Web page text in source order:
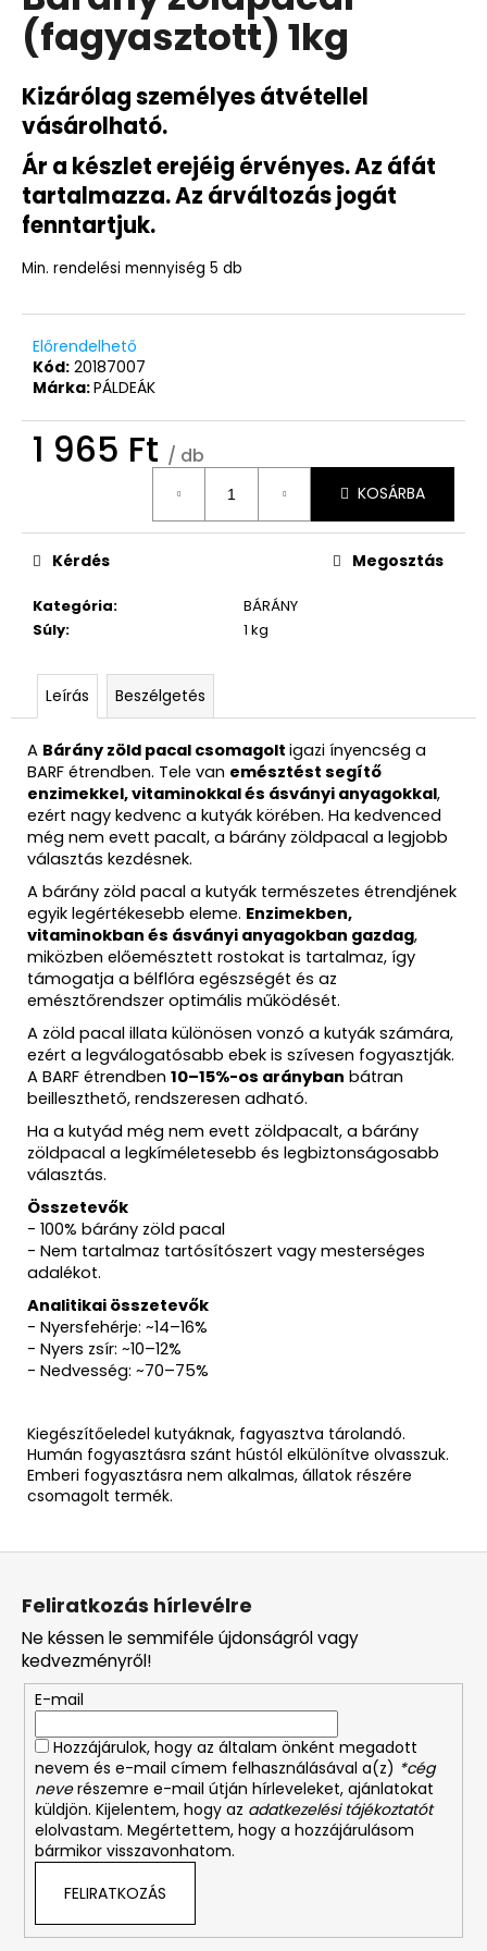
5-
ből
0,0
csillag.
(fagyasztott) 1kg
Kizárólag személyes átvétellel
vásárolható.
Ár a készlet erejéig érvényes. Az áfát
tartalmazza.Az árváltozás jogát
fenntartjuk.
Min. rendelési mennyiség 5 db
Előrendelhető
Kód: 20187007
Márka:PÁLDEÁK
1 965 Ft / db
KOSÁRBA
Kategória:
BÁRÁNY
Súly: 1 kg
Kérdés Megosztás
Leírás Beszélgetés
A Bárány zöld pacal csomagolt igazi ínyencség a
BARF étrendben. Tele van emésztést segítő
enzimekkel, vitaminokkal és ásványi anyagokkal,
ezért nagy kedvenc a kutyák körében. Ha kedvenced
még nem evett pacalt, a bárány zöldpacal a legjobb
választás kezdésnek.
A bárány zöld pacal a kutyák természetes étrendjének
egyik legértékesebb eleme. Enzimekben,
vitaminokban és ásványi anyagokban gazdag,
miközben előemésztett rostokat is tartalmaz, így
támogatja a bélflóra egészségét és az
emésztőrendszer optimális működését.
A zöld pacal illata különösen vonzó a kutyák számára,
ezért a legválogatósabb ebek is szívesen fogyasztják.
A BARF étrendben 10–15%-os arányban bátran
beilleszthető, rendszeresen adható.
Ha a kutyád még nem evett zöldpacalt, a bárány
zöldpacal a legkíméletesebb és legbiztonságosabb
választás.
Összetevők
- 100% bárány zöld pacal
- Nem tartalmaz tartósítószert vagy mesterséges
adalékot.
Analitikai összetevők
- Nyersfehérje: ~14–16%
- Nyers zsír: ~10–12%
- Nedvesség: ~70–75%
Kiegészítőeledel kutyáknak, fagyasztva tárolandó.
Humán fogyasztásra szánt hústól elkülönítve olvasszuk.
Emberi fogyasztásra nem alkalmas, állatok részére
csomagolt termék.
Feliratkozás hírlevélre
Ne késsen le semmiféle újdonságról vagy
kedvezményről!
E-mail
Hozzájárulok, hogy az általam önként megadott
nevem és e-mail címem felhasználásával a(z) *cég
neverészemre e-mail útján hírleveleket, ajánlatokat
küldjön. Kijelentem, hogy az adatkezelési tájékoztatót
elolvastam. Megértettem, hogy a hozzájárulásom
bármikor visszavonhatom.
FELIRATKOZÁS